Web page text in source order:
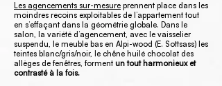
Les agencements sur-mesure prennent place dans les
moindres recoins exploitables de l’appartement tout
en s’effaçant dans la géométrie globale. Dans le
salon, la variété d’agencement, avec le vaisselier
suspendu, le meuble bas en Alpi-wood (E. Sottsass) les
teintes blanc/gris/noir, le chêne huilé chocolat des
allèges de fenêtres, forment un tout harmonieux et
contrasté à la fois.